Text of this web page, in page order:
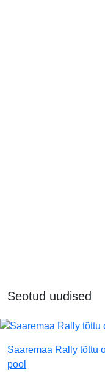
Seotud uudised
Saaremaa Rally tõttu
pool